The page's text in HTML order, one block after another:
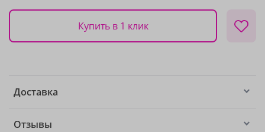
Купить в 1 клик
Доставка
Отзывы